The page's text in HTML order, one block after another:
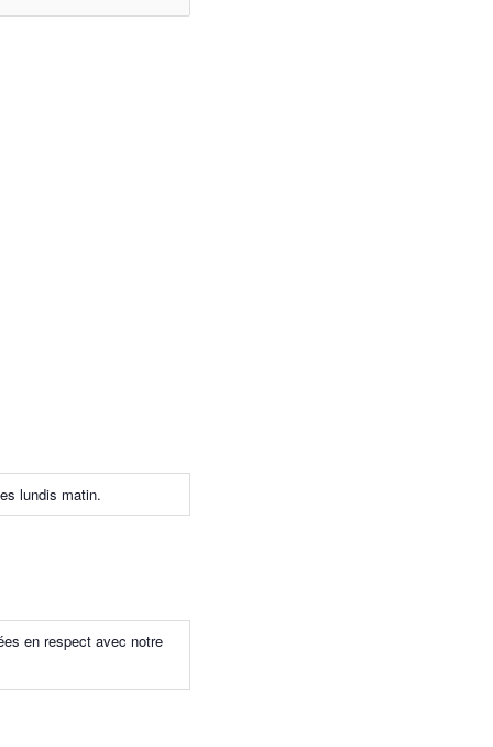
lundis matin.
en respect avec notre